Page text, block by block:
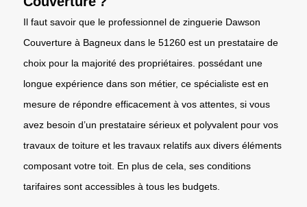
Il faut savoir que le professionnel de zinguerie Dawson
Couverture à Bagneux dans le 51260 est un prestataire de
choix pour la majorité des propriétaires. possédant une
longue expérience dans son métier, ce spécialiste est en
mesure de répondre efficacement à vos attentes, si vous
avez besoin d’un prestataire sérieux et polyvalent pour vos
travaux de toiture et les travaux relatifs aux divers éléments
composant votre toit. En plus de cela, ses conditions
tarifaires sont accessibles à tous les budgets.